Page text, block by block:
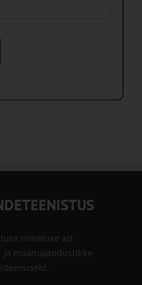
nimetuse alt
maamajanduslikke